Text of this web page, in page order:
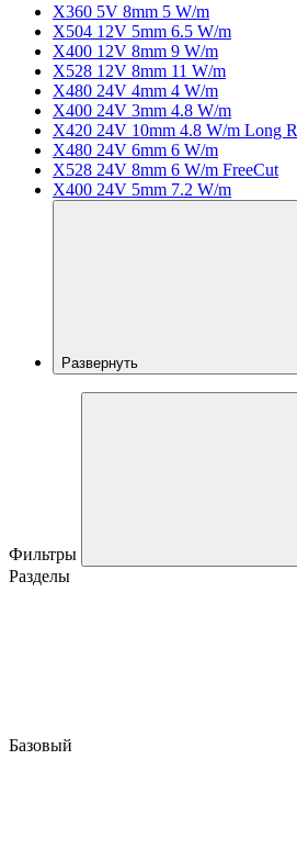
X360 5V 8mm 5 W/m
X504 12V 5mm 6.5 W/m
X400 12V 8mm 9 W/m
X528 12V 8mm 11 W/m
X480 24V 4mm 4 W/m
X400 24V 3mm 4.8 W/m
X420 24V 10mm 4.8 W/m Long
X480 24V 6mm 6 W/m
X528 24V 8mm 6 W/m FreeCut
X400 24V 5mm 7.2 W/m
Развернуть
Фильтры
Разделы
Базовый